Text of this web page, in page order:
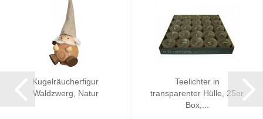
Kugelräucherfigur
Waldzwerg, Natur
Teelichter in
transparenter Hülle, 25er
Box,...